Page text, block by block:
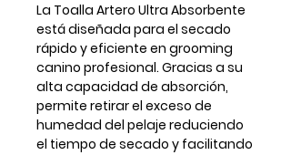
La Toalla Artero Ultra Absorbente
está diseñada para el secado
rápido y eficiente en grooming
canino profesional. Gracias a su
alta capacidad de absorción,
permite retirar el exceso de
humedad del pelaje reduciendo
el tiempo de secado y facilitando